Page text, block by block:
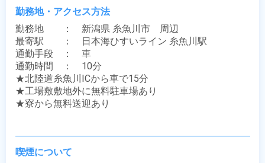
勤務地・アクセス方法
勤務地　　：　新潟県 糸魚川市　周辺
最寄駅　　：　日本海ひすいライン 糸魚川駅
通勤手段　：　車
通勤時間　：　10分
★北陸道糸魚川ICから車で15分
★工場敷敷地外に無料駐車場あり
★寮から無料送迎あり
喫煙について